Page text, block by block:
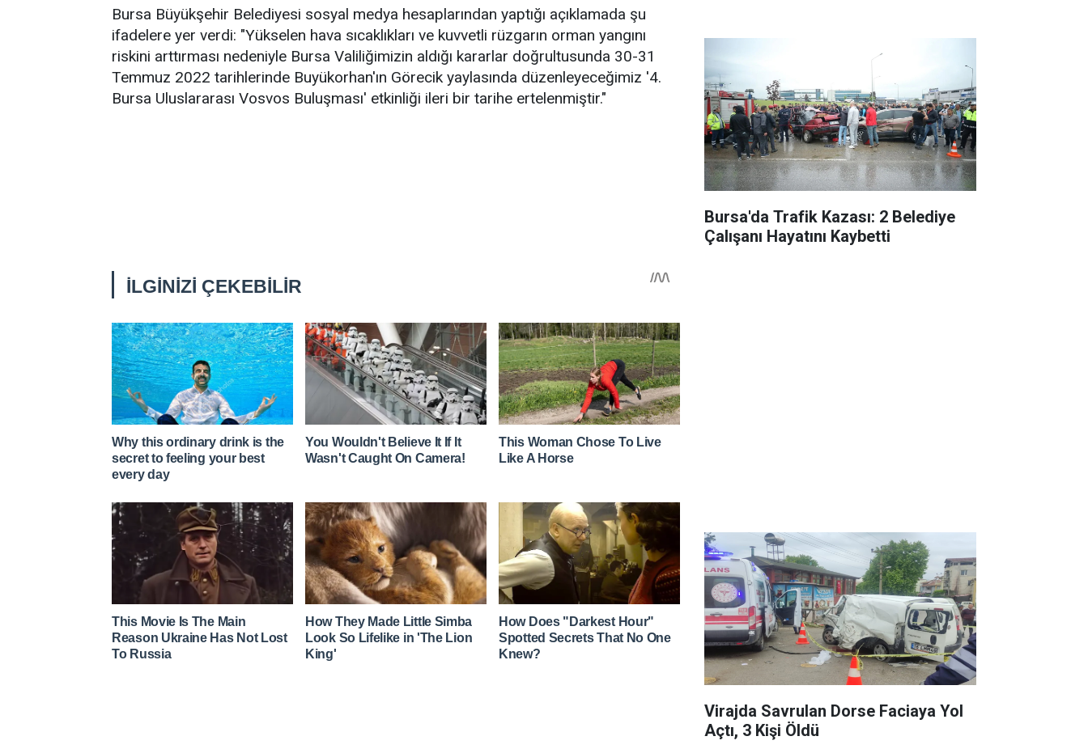
Bursa Büyükşehir Belediyesi sosyal medya hesaplarından yaptığı açıklamada şu
ifadelere yer verdi: "Yükselen hava sıcaklıkları ve kuvvetli rüzgarın orman yangını
riskini arttırması nedeniyle Bursa Valiliğimizin aldığı kararlar doğrultusunda 30-31
Temmuz 2022 tarihlerinde Buyükorhan'ın Görecik yaylasında düzenleyeceğimiz '4.
Bursa Uluslararası Vosvos Buluşması' etkinliği ileri bir tarihe ertelenmiştir."
Bursa'da Trafik Kazası: 2 Belediye
Çalışanı Hayatını Kaybetti
Virajda Savrulan Dorse Faciaya Yol
Açtı, 3 Kişi Öldü